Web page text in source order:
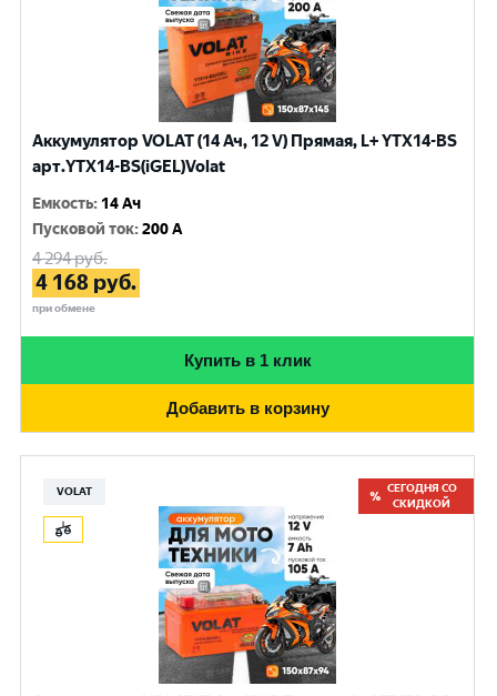
Аккумулятор VOLAT (14 Ач, 12 V) Прямая, L+ YTX14-BS
арт.YTX14-BS(iGEL)Volat
Емкость: 14 Ач
Пусковой ток:200 A
4 294руб.
4 168 руб.
при обмене
Купить в 1 клик
Добавить в корзину
VOLAT
СЕГОДНЯ СО
СКИДКОЙ